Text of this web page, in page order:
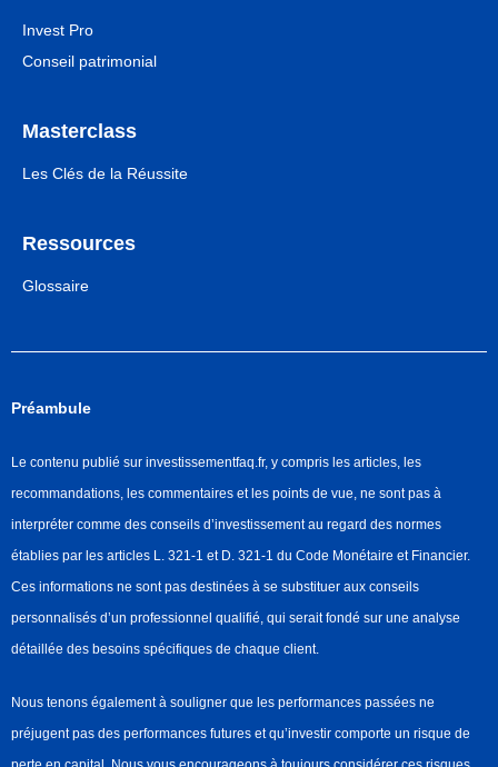
Invest Pro
Conseil patrimonial
Masterclass
Les Clés de la Réussite
Ressources
Glossaire
Préambule
Le contenu publié sur investissementfaq.fr, y compris les articles, les
recommandations, les commentaires et les points de vue, ne sont pas à
interpréter comme des conseils d’investissement au regard des normes
établies par les articles L. 321-1 et D. 321-1 du Code Monétaire et Financier.
Ces informations ne sont pas destinées à se substituer aux conseils
personnalisés d’un professionnel qualifié, qui serait fondé sur une analyse
détaillée des besoins spécifiques de chaque client.
Nous tenons également à souligner que les performances passées ne
préjugent pas des performances futures et qu’investir comporte un risque de